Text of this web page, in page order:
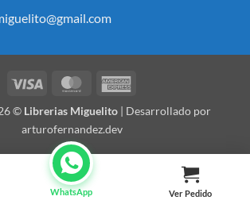
WhatsApp Ver Pedido
Visa MasterCard
© Librerias Miguelito | Desarrollado por
arturofernandez.dev